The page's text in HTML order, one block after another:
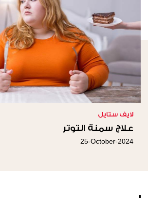
لايف ستايل
علاج سمنة التوتر
25-October-2024